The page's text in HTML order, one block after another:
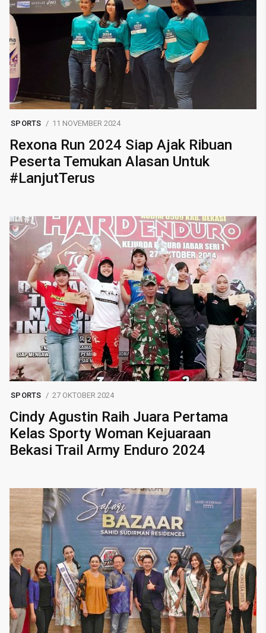
SPORTS 11 NOVEMBER 2024
Rexona Run 2024 Siap Ajak Ribuan
Peserta Temukan Alasan Untuk
#LanjutTerus
SPORTS 27 OKTOBER 2024
Cindy Agustin Raih Juara Pertama
Kelas Sporty Woman Kejuaraan
Bekasi Trail Army Enduro 2024